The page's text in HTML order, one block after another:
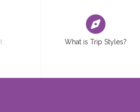
What is Trip Styles?